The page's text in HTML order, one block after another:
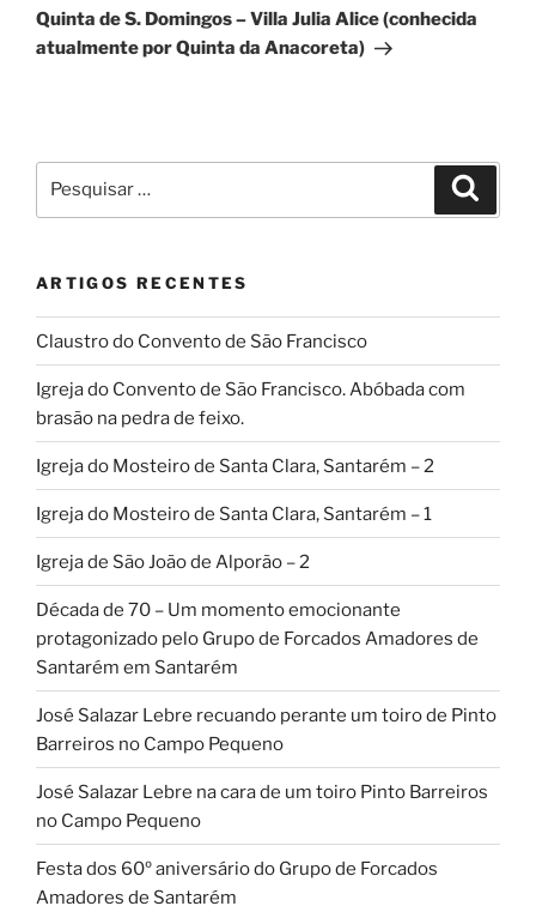
seguinte
Quinta de S. Domingos – Villa Julia Alice (conhecida
atualmente por Quinta da Anacoreta)
por:
ARTIGOS RECENTES
Claustro do Convento de São Francisco
Igreja do Convento de São Francisco. Abóbada com
brasão na pedra de feixo.
Igreja do Mosteiro de Santa Clara, Santarém – 2
Igreja do Mosteiro de Santa Clara, Santarém – 1
Igreja de São João de Alporão – 2
Década de 70 – Um momento emocionante
protagonizado pelo Grupo de Forcados Amadores de
Santarém em Santarém
José Salazar Lebre recuando perante um toiro de Pinto
Barreiros no Campo Pequeno
José Salazar Lebre na cara de um toiro Pinto Barreiros
no Campo Pequeno
Festa dos 60º aniversário do Grupo de Forcados
Amadores de Santarém